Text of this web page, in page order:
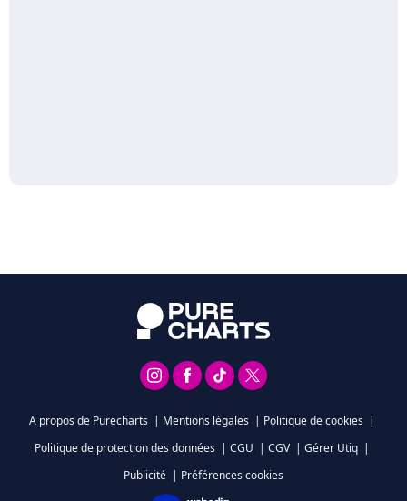
A propos de Purecharts | Mentions légales | Politique de cookies |
Politique de protection des données | CGU | CGV | Gérer Utiq |
Publicité | Préférences cookies